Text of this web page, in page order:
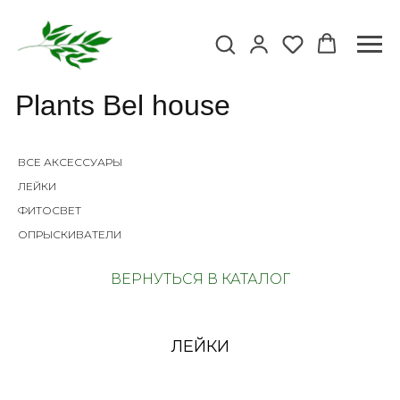
Plants Bel house
ВСЕ АКСЕССУАРЫ
ЛЕЙКИ
ФИТОСВЕТ
ОПРЫСКИВАТЕЛИ
ВЕРНУТЬСЯ В КАТАЛОГ
ЛЕЙКИ